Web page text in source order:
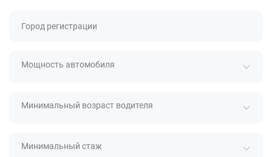
Город регистрации
Мощность автомобиля
Минимальный возраст водителя
Минимальный стаж